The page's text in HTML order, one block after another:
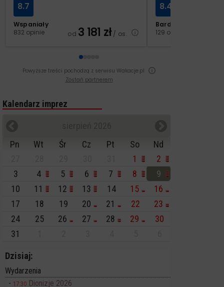
Wspaniały
832 opinie
8.7
od 3 181 zł/ os.
Bardzo dobry
129 opinii
8.4
Powyższe treści pochodzą z serwisu Wakacje.pl
Zostań partnerem
Kalendarz imprez
Pn
Wt Śr Cz Pt So
Nd
1
2
3
4 5 6 7 8
9
10
11 12 13 14 15
16
17
18 19 20 21 22
23
24
25 26 27 28 29
30
31
Dzisiaj:
Wydarzenia
17:30 Dionizje 2026